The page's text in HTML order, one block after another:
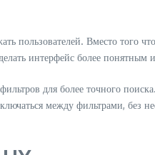
Вместо того
интерфейс более
для более точного
между фильтрами, без